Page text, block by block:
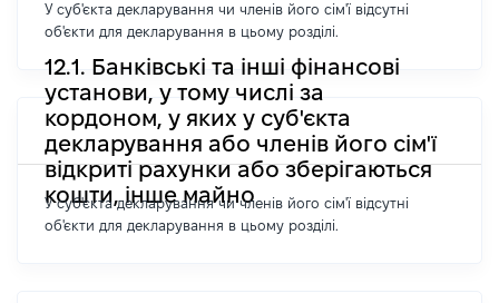
У суб'єкта декларування чи членів його сім'ї відсутні
об'єкти для декларування в цьому розділі.
12.1. Банківські та інші фінансові
установи, у тому числі за
кордоном, у яких у суб'єкта
декларування або членів його сім'ї
відкриті рахунки або зберігаються
кошти, інше майно
У суб'єкта декларування чи членів його сім'ї відсутні
об'єкти для декларування в цьому розділі.